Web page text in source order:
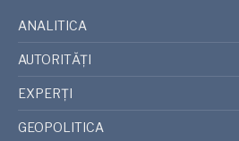
ANALITICA
AUTORITĂȚI
EXPERȚI
GEOPOLITICA